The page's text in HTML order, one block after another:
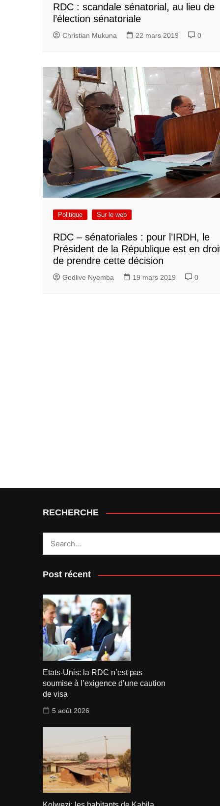
RDC : scandale sénatorial, au lieu de
l’élection sénatoriale
Christian Mukuna 22 mars 2019 0
Politique Sur le web
RDC – sénatoriales : pour l’IRDH, le
Président de la République est en
de prendre cette décision
Godlive Nyemba 19 mars 2019 0
RECHERCHE
Post récent
Etats-Unis: la RDC n’est pas
soumise à l’exigence d’une caution
de visa
5 août 2026